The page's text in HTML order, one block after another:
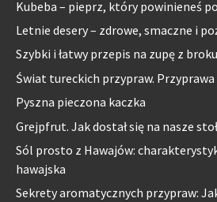
Kubeba – pieprz, który powinieneś
Letnie desery – zdrowe, smaczne i
Szybki i łatwy przepis na zupę z
Świat tureckich przypraw. Przyprawa
Pyszna pieczona kaczka
Grejpfrut. Jak dostał się na nasze
Sól prosto z Hawajów:
hawajska
Sekrety aromatycznych przypraw: